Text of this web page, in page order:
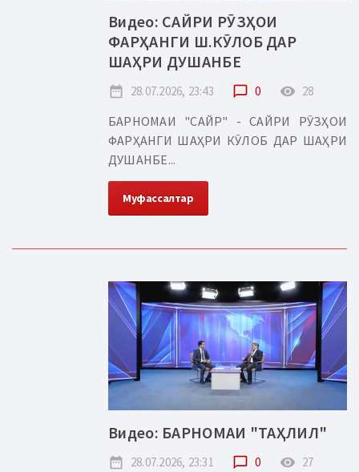
Видео: САЙРИ РӮЗҲОИ
ФАРҲАНГИ Ш.КӮЛОБ ДАР
ШАҲРИ ДУШАНБЕ
date_range 28.07.2026, 23:43 chat_bubble_outline 0 remove_red_eye 28
БАРНОМАИ "САЙР" - САЙРИ РӮЗҲОИ
ФАРҲАНГИ ШАҲРИ КӮЛОБ ДАР ШАҲРИ
ДУШАНБЕ...
Муфассалтар
Видео: БАРНОМАИ "ТАҲЛИЛ"
date_range 28.07.2026, 23:31 chat_bubble_outline 0 remove_red_eye 27